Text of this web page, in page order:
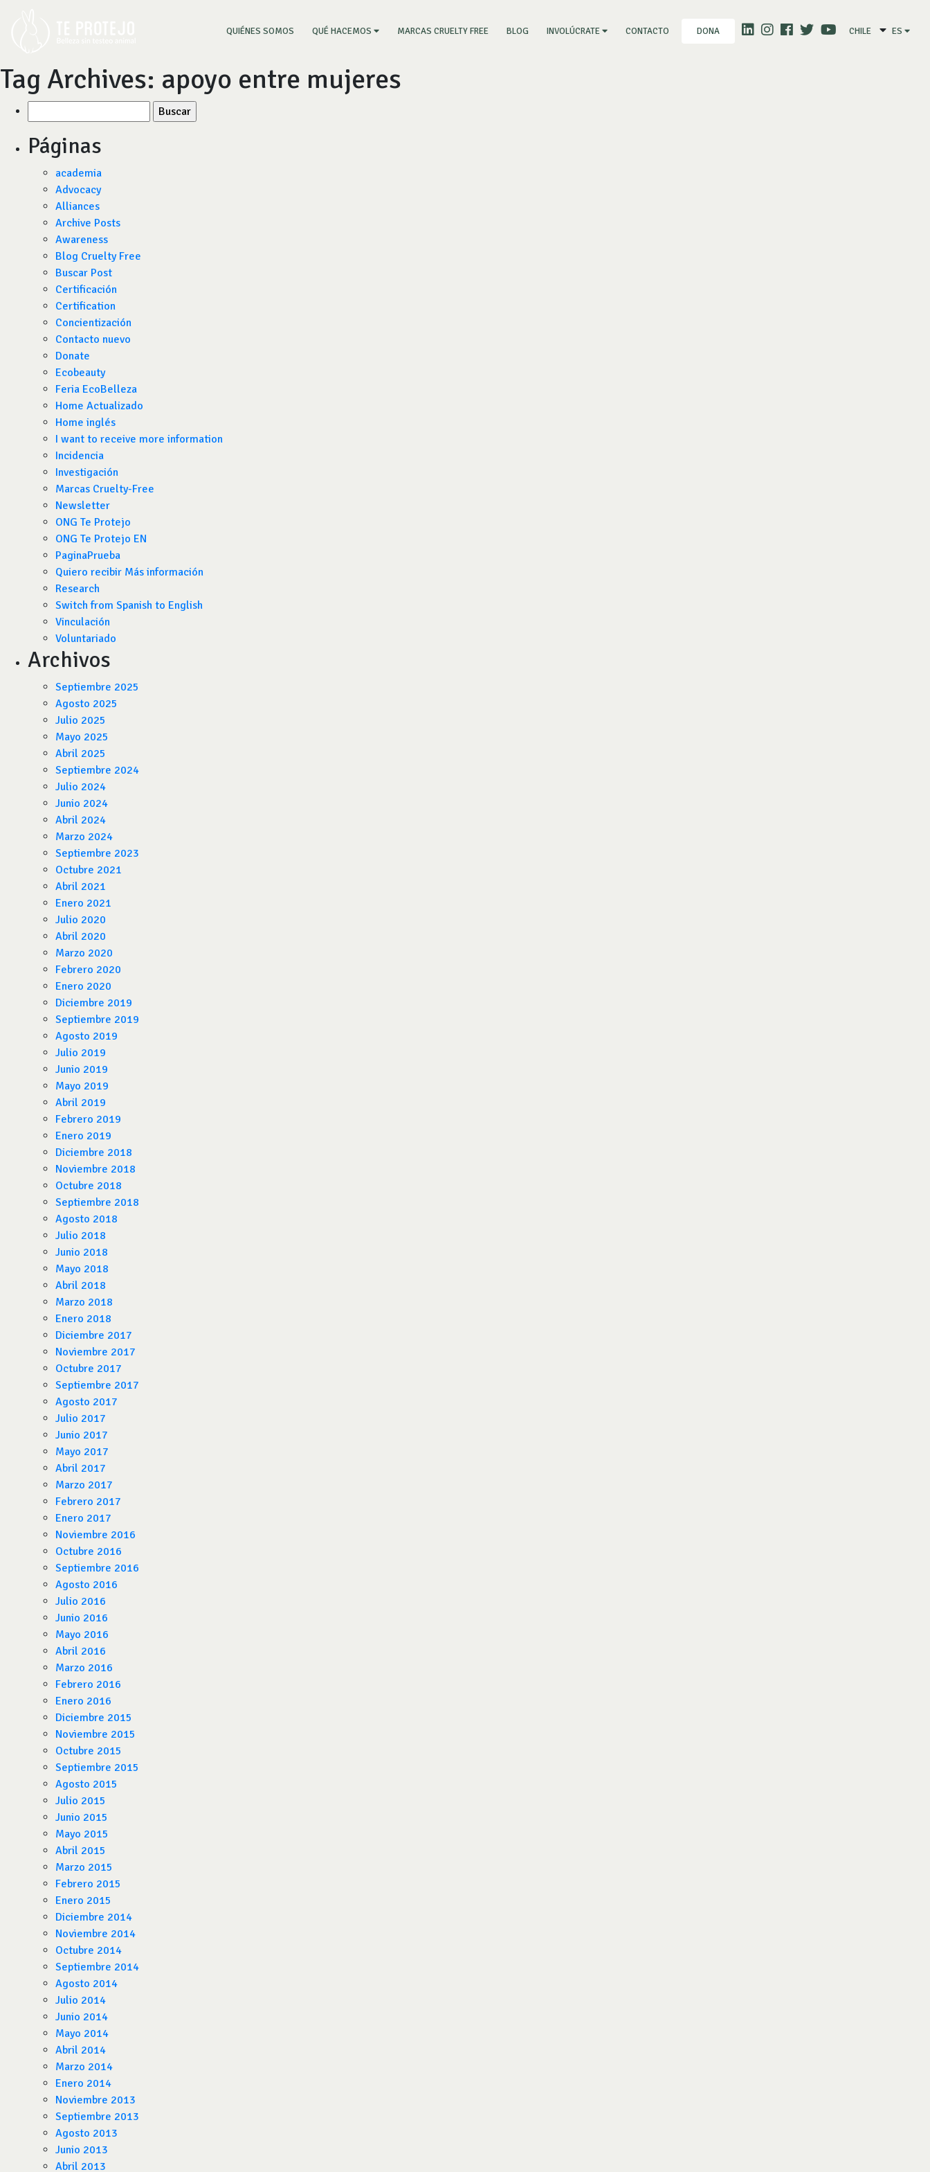
QUIÉNES SOMOS (CURRENT)
QUÉ HACEMOS MARCAS CRUELTY FREE BLOG INVOLÚCRATE CONTACTO DONA CHILE ES
Tag Archives: apoyo entre mujeres
por:
Páginas
academia
Advocacy
Alliances
Archive Posts
Awareness
Blog Cruelty Free
Buscar Post
Certificación
Certification
Concientización
Contacto nuevo
Donate
Ecobeauty
Feria EcoBelleza
Home Actualizado
Home inglés
I want to receive more information
Incidencia
Investigación
Marcas Cruelty-Free
Newsletter
ONG Te Protejo
ONG Te Protejo EN
PaginaPrueba
Quiero recibir Más información
Research
Switch from Spanish to English
Vinculación
Voluntariado
Archivos
Septiembre 2025
Agosto 2025
Julio 2025
Mayo 2025
Abril 2025
Septiembre 2024
Julio 2024
Junio 2024
Abril 2024
Marzo 2024
Septiembre 2023
Octubre 2021
Abril 2021
Enero 2021
Julio 2020
Abril 2020
Marzo 2020
Febrero 2020
Enero 2020
Diciembre 2019
Septiembre 2019
Agosto 2019
Julio 2019
Junio 2019
Mayo 2019
Abril 2019
Febrero 2019
Enero 2019
Diciembre 2018
Noviembre 2018
Octubre 2018
Septiembre 2018
Agosto 2018
Julio 2018
Junio 2018
Mayo 2018
Abril 2018
Marzo 2018
Enero 2018
Diciembre 2017
Noviembre 2017
Octubre 2017
Septiembre 2017
Agosto 2017
Julio 2017
Junio 2017
Mayo 2017
Abril 2017
Marzo 2017
Febrero 2017
Enero 2017
Noviembre 2016
Octubre 2016
Septiembre 2016
Agosto 2016
Julio 2016
Junio 2016
Mayo 2016
Abril 2016
Marzo 2016
Febrero 2016
Enero 2016
Diciembre 2015
Noviembre 2015
Octubre 2015
Septiembre 2015
Agosto 2015
Julio 2015
Junio 2015
Mayo 2015
Abril 2015
Marzo 2015
Febrero 2015
Enero 2015
Diciembre 2014
Noviembre 2014
Octubre 2014
Septiembre 2014
Agosto 2014
Julio 2014
Junio 2014
Mayo 2014
Abril 2014
Marzo 2014
Enero 2014
Noviembre 2013
Septiembre 2013
Agosto 2013
Junio 2013
Abril 2013